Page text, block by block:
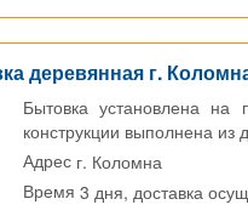
деревянная г.
Бытовка установлена на
конструкции выполнена из
Адрес г. Коломна
Время3 дня, доставка